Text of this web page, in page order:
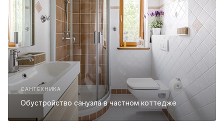
САНТЕХНИКА
Обустройство санузла в частном коттедже